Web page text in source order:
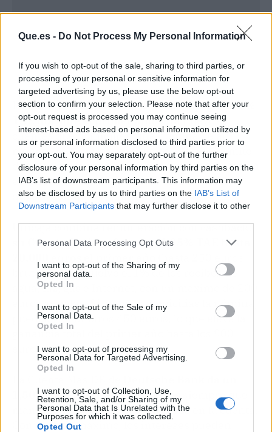
Que.es - Do Not Process My Personal Information
If you wish to opt-out of the sale, sharing to third parties, or
processing of your personal or sensitive information for
targeted advertising by us, please use the below opt-out
section to confirm your selection. Please note that after your
opt-out request is processed you may continue seeing
interest-based ads based on personal information utilized by
us or personal information disclosed to third parties prior to
your opt-out. You may separately opt-out of the further
disclosure of your personal information by third parties on the
IAB’s list of downstream participants. This information may
also be disclosed by us to third parties on the IAB’s List of
Downstream Participants that may further disclose it to other
Personal Data Processing Opt Outs
I want to opt-out of the Sharing of my
personal data.
Opted In
I want to opt-out of the Sale of my
Personal Data.
Opted In
I want to opt-out of processing my
Personal Data for Targeted Advertising.
Opted In
I want to opt-out of Collection, Use,
Retention, Sale, and/or Sharing of my
Personal Data that Is Unrelated with the
Purposes for which it was collected.
Opted Out
La Cuenta Remunerada deAbanca paga un 2%
TAE durante el primer añopara nuevos
clientes que domicilien una nómina de al
menos 1.200 euros mensuales. No tiene límite
de saldo, te da tarjetas gratuitas y descuentos en
estaciones Galp. Si ya cobras en otra parte,
quizá te compense dar el salto.
Unicaja combina remuneración con cashback:
su Cuenta Online ofrece un 1,25% TAE hasta
brutos) y te devuelve el 1% de los recibos de
agua, luz, gas e Internet, con un máximo de 200
euros anuales. Si además domicilias la nómina,
puedes sumar otros 450 euros, lo que eleva la
ganancia total del primer año hasta los 900
euros.
1,50% TAE hasta 150.000 eurossiempre que
mantengas al menos 10.000 euros en la cuenta.
Con el saldo máximo, los intereses pueden